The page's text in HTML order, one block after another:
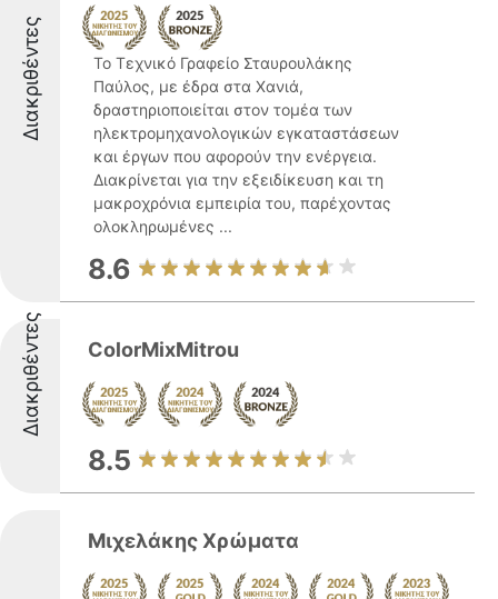
Διακριθέντες
Το Τεχνικό Γραφείο Σταυρουλάκης
Παύλος, με έδρα στα Χανιά,
δραστηριοποιείται στον τομέα των
ηλεκτρομηχανολογικών εγκαταστάσεων
και έργων που αφορούν την ενέργεια.
Διακρίνεται για την εξειδίκευση και τη
μακροχρόνια εμπειρία του, παρέχοντας
ολοκληρωμένες ...
8.6
Διακριθέντες ColorMixMitrou
8.5
Μιχελάκης Χρώματα